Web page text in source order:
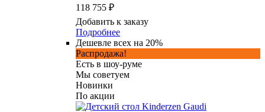
118 755 ₽
Добавить к заказу
Подробнее
Дешевле всех на 20%
Распродажа!
Есть в шоу-руме
Мы советуем
Новинки
По акции